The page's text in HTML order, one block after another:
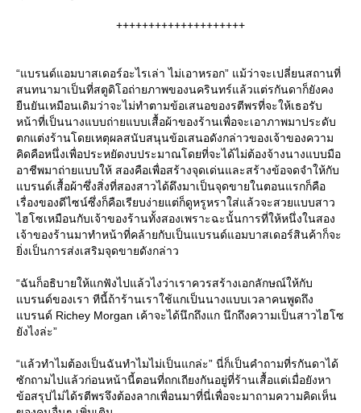
++++++++++++++++++++
“แบรนด์แอมบาสเดอร์อะไรเล่า ไม่เอาหรอก” แม้ว่าจะเปลี่ยนสถานที่
สนทนามาเป็นที่สตูดิโอถ่ายภาพของนครินทร์แล้วแต่รกันดาก็ยังคง
ยืนยันเหมือนเดิมว่าจะไม่ทำตามข้อเสนอของรตีพรที่จะให้เธอรับ
หน้าที่เป็นนางแบบถ่ายแบบเสื้อผ้าของร้านเพื่อจะเอาภาพมาประดับ
ตกแต่งร้านโดยเหตุผลสนับสนุนข้อเสนอดังกล่าวของเจ้าของความ
คิดคือหนึ่งเพื่อประหยัดงบประมาณโดยที่จะได้ไม่ต้องจ้างนางแบบมือ
อาชีพมาถ่ายแบบให้ สองคือเพื่อสร้างจุดเด่นและสร้างข้อจดจำให้กับ
แบรนด์เสื้อผ้าซึ่งสิ่งที่สองสาวได้ดึงมาเป็นจุดขายในตอนแรกก็คือ
เรื่องของดีไซน์ซึ่งก็คือเรียบง่ายแต่ก็ดูหรูหราใส่แล้วจะสวยแบบสาว
ไฮโซเหมือนกับเจ้าของร้านทั้งสองเพราะฉะนั้นการที่ให้หนึ่งในสอง
เจ้าของร้านมาทำหน้าที่คล้ายกับเป็นแบรนด์แอมบาสเดอร์สินค้าก็จะ
ยิ่งเป็นการส่งเสริมจุดขายดังกล่าว
“ฉันก็อธิบายให้แกฟังไปแล้วไงว่าเราควรสร้างเอกลักษณ์ให้กับ
แบรนด์ของเรา ทีนี้ถ้าร้านเราใช้แกเป็นนางแบบเวลาคนพูดถึง
แบรนด์ Richey Morgan เค้าจะได้นึกถึงแก นึกถึงความเป็นสาวไฮโซ
ยังไงล่ะ”
“แล้วทำไมต้องเป็นฉันทำไมไม่เป็นแกล่ะ” นี่ก็เป็นคำถามที่รกันดาได้
ซักถามไปแล้วก่อนหน้านี้ตอนที่ถกเถียงกันอยู่ที่ร้านเสื้อแต่เมื่อยังหา
ข้อสรุปไม่ได้รตีพรจึงต้องลากเพื่อนมาที่นี่เพื่อจะมาถามความคิดเห็น